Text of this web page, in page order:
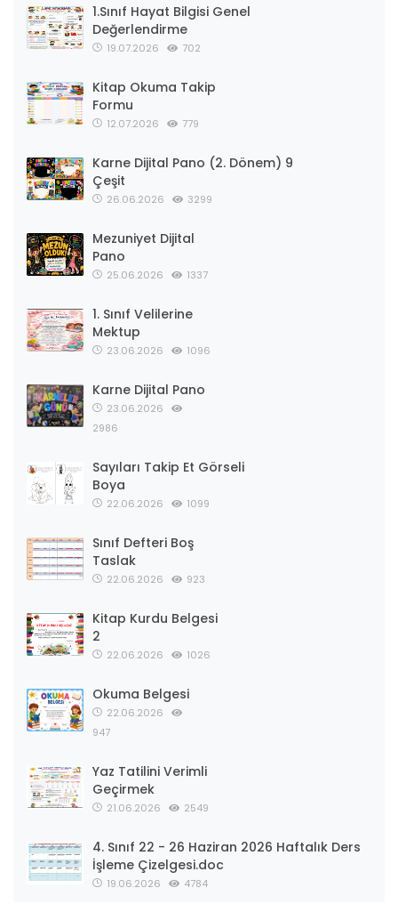
1.Sınıf Hayat Bilgisi Genel
Değerlendirme
19.07.2026 702
Kitap Okuma Takip
Formu
12.07.2026 779
Karne Dijital Pano (2. Dönem) 9
Çeşit
26.06.2026 3299
Mezuniyet Dijital
Pano
25.06.2026 1337
1. Sınıf Velilerine
Mektup
23.06.2026 1096
Karne Dijital Pano
23.06.2026
2986
Sayıları Takip Et Görseli
Boya
22.06.2026 1099
Sınıf Defteri Boş
Taslak
22.06.2026 923
Kitap Kurdu Belgesi
2
22.06.2026 1026
Okuma Belgesi
22.06.2026
947
Yaz Tatilini Verimli
Geçirmek
21.06.2026 2549
4. Sınıf 22 - 26 Haziran 2026 Haftalık Ders
İşleme Çizelgesi.doc
19.06.2026 4784